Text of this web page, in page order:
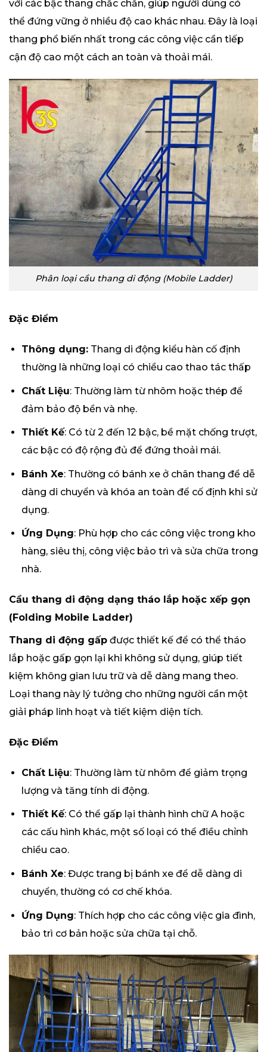
với các bậc thang chắc chắn, giúp người dùng có
thể đứng vững ở nhiều độ cao khác nhau. Đây là loại
thang phổ biến nhất trong các công việc cần tiếp
cận độ cao một cách an toàn và thoải mái.
Phân loại cầu thang di động (Mobile Ladder)
Đặc Điểm
Thông dụng:Thang di động kiểu hàn cố định
thường là những loại có chiều cao thao tác thấp
Chất Liệu: Thường làm từ nhôm hoặc thép để
đảm bảo độ bền và nhẹ.
Thiết Kế: Có từ 2 đến 12 bậc, bề mặt chống trượt,
các bậc có độ rộng đủ để đứng thoải mái.
Bánh Xe: Thường có bánh xe ở chân thang để dễ
dàng di chuyển và khóa an toàn để cố định khi sử
dụng.
Ứng Dụng: Phù hợp cho các công việc trong kho
hàng, siêu thị, công việc bảo trì và sửa chữa trong
nhà.
Cầu thang di động dạng tháo lắp hoặc xếp gọn
(Folding Mobile Ladder)
Thang di động gấp được thiết kế để có thể tháo
lắp hoặc gấp gọn lại khi không sử dụng, giúp tiết
kiệm không gian lưu trữ và dễ dàng mang theo.
Loại thang này lý tưởng cho những người cần một
giải pháp linh hoạt và tiết kiệm diện tích.
Đặc Điểm
Chất Liệu: Thường làm từ nhôm để giảm trọng
lượng và tăng tính di động.
Thiết Kế: Có thể gấp lại thành hình chữ A hoặc
các cấu hình khác, một số loại có thể điều chỉnh
chiều cao.
Bánh Xe: Được trang bị bánh xe để dễ dàng di
chuyển, thường có cơ chế khóa.
Ứng Dụng: Thích hợp cho các công việc gia đình,
bảo trì cơ bản hoặc sửa chữa tại chỗ.